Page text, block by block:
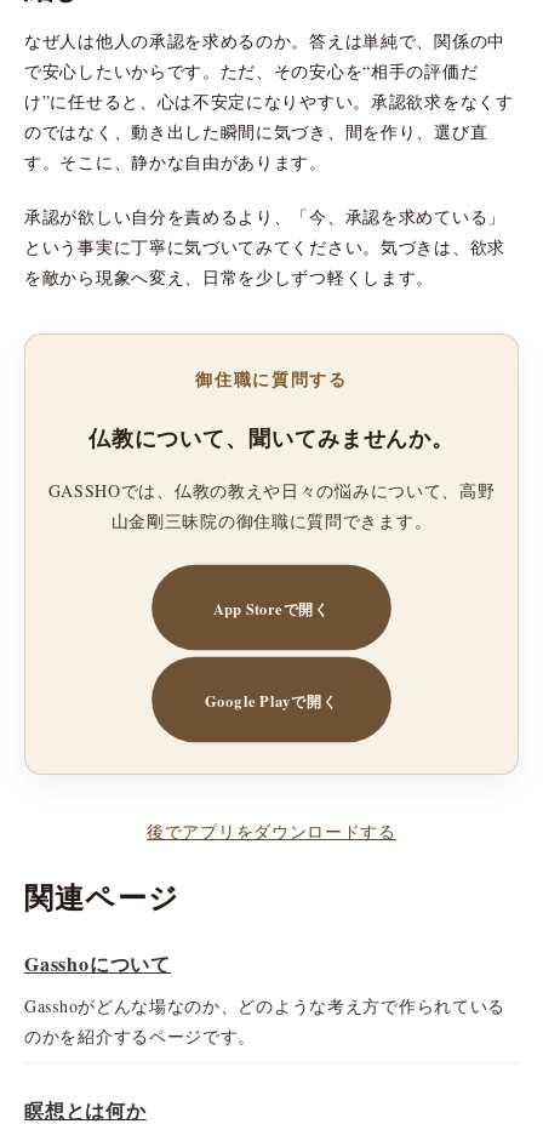
なぜ人は他人の承認を求めるのか。答えは単純で、関係の中
で安心したいからです。ただ、その安心を“相手の評価だ
け”に任せると、心は不安定になりやすい。承認欲求をなくす
のではなく、動き出した瞬間に気づき、間を作り、選び直
す。そこに、静かな自由があります。
承認が欲しい自分を責めるより、「今、承認を求めている」
という事実に丁寧に気づいてみてください。気づきは、欲求
を敵から現象へ変え、日常を少しずつ軽くします。
御住職に質問する
仏教について、聞いてみませんか。
GASSHOでは、仏教の教えや日々の悩みについて、高野
山金剛三昧院の御住職に質問できます。
App Storeで開く
Google Playで開く
後でアプリをダウンロードする
関連ページ
Gasshoについて
Gasshoがどんな場なのか、どのような考え方で作られている
のかを紹介するページです。
瞑想とは何か